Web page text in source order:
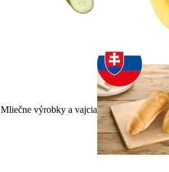
Mliečne výrobky a vajcia